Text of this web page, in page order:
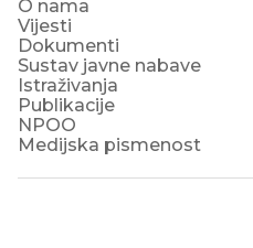
O nama
Vijesti
Dokumenti
Sustav javne nabave
Istraživanja
Publikacije
NPOO
Medijska pismenost